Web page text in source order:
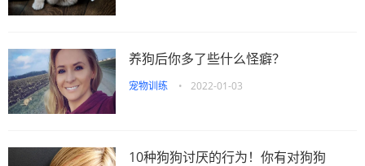
养狗后你多了些什么怪癖？
宠物训练 • 2022-01-03
10种狗狗讨厌的行为！你有对狗狗